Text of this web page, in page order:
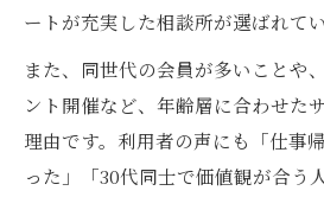
ートが充実した相談所が選ばれてい
また、同世代の会員が多いことや
ント開催など、年齢層に合わせた
理由です。利用者の声にも「仕事
った」「30代同士で価値観が合う